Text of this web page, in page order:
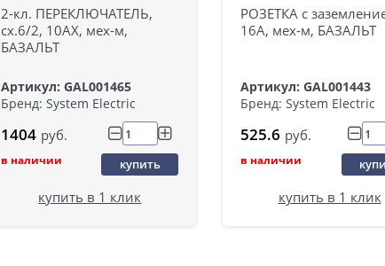
2-кл. ПЕРЕКЛЮЧАТЕЛЬ,
сх.6/2, 10АХ, мех-м,
БАЗАЛЬТ
Артикул: GAL001465
Бренд: System Electric
1404 руб.
в наличии купить
купить в 1 клик
РОЗЕТКА с
16А, мех-м, БАЗАЛЬТ
Артикул: GAL001443
Бренд: System Electric
525.6 руб.
в наличии
купить в 1 клик